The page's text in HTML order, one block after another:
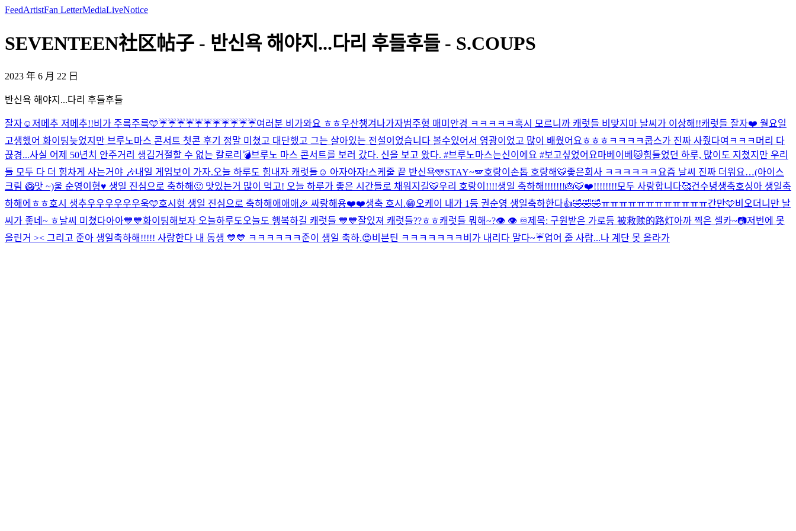
FeedArtistFan LetterMediaLiveNotice
SEVENTEEN社区帖子 - 반신욕 해야지...다리 후들후들 - S.COUPS
2023 年 6 月 22 日
반신욕 해야지...다리 후들후들
잘자☺️저메추 저메추!!비가 주륵주륵🩵☔️☔️☔️☔️☔️☔️☔️☔️☔️☔️☔️여러분 비가와요 ㅎㅎ우산챙겨나가자범주형 매미안경 ㅋㅋㅋㅋㅋ혹시 모르니까 캐럿들 비맞지마 날씨가 이상해!!캐럿들 잘자❤️ 월요일
고생했어 화이팅늦었지만 브루노마스 콘서트 첫콘 후기 정말 미쳤고 대단했고 그는 살아있는 전설이었습니다 볼수있어서 영광이었고 많이 배웠어요ㅎㅎㅎ ㅋㅋㅋㅋ쿱스가 진짜 사줬다여ㅋㅋㅋ 머리 다
끊경...사실 어제 50년치 안주거리 생김거절할 수 없는 칼로리💣브루노 마스 콘서트를 보러 갔다. 신을 보고 왔다. #브루노마스는신이에요 #보고싶었어요마베이베 🐱힘들었던 하루, 많이도 지쳤지만 우리
들 모두 다 더 힘차게 사는거야 🎶내일 게임보이 가자.오늘 하루도 힘내자 캐럿들☺️ 아자아자!스케줄 끝 반신욕🩵STAY~🪽호랑이손톱 호랑해🐯좋은회사 ㅋㅋㅋㅋㅋㅋ 요즘 날씨 진짜 더워요…(아이스
크림 🥝맛 ~)울 순영이형♥️ 생일 진심으로 축하해🙂 맛있는거 많이 먹고! 오늘 하루가 좋은 시간들로 채워지길🐯우리 호랑이!!!!생일 축하해!!!!!!!🎂🐯❤️!!!!!!!!모두 사랑합니다🥰건수녕생축호싱아 생일축
하해에ㅎㅎ호시 생추우우우우우우욱🩵호시형 생일 진심으로 축하해애애애🎉 싸랑해용❤️❤️생축 호시.😁오케이 내가 1등 권순영 생일축하한다👍🤣🤣🤣ㅠㅠㅠㅠㅠㅠㅠㅠㅠㅠㅠㅠ간만🩵비오더니만 날
씨가 좋네~ ㅎ날씨 미쳤다아아💙💙화이팅해보자 오늘하루도 오늘도 행복하길 캐럿들 💙💙잘있져 캐럿들??ㅎㅎ캐럿들 뭐해~?👁️ 👁️ ♾️제목: 구원받은 가로등 被救赎的路灯아까 찍은 셀카~📷저번에 못
올린거 >< 그리고 준아 생일축하해!!!!! 사랑한다 내 동생 💙💙 ㅋㅋㅋㅋㅋㅋ준이 생일 축하.😍비븐틴 ㅋㅋㅋㅋㅋㅋㅋ 비가 내리다 말다~☔️업어 줄 사람...나 계단 못 올라가